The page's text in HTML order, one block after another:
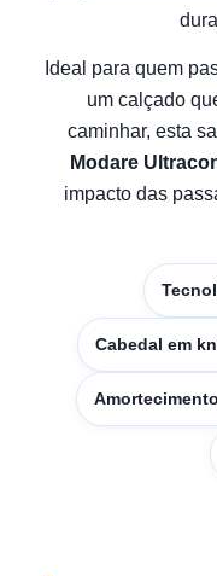
Ideal para quem
um calçado
caminhar, esta
Modare
impacto das
Cabedal em